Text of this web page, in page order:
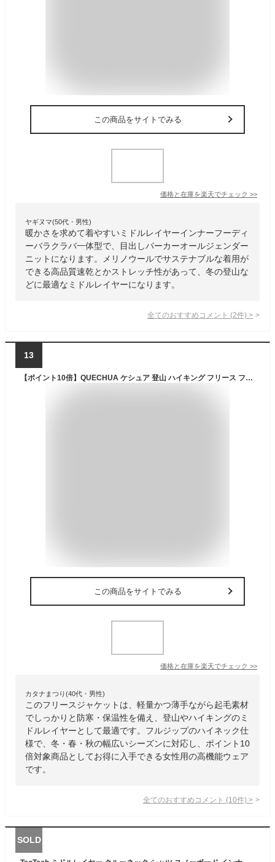
この商品をサイトでみる
価格と在庫を楽天でチェック >>
ヤギヌマ(50代・男性)
暖かさを求めて着やすいミドルレイヤーインナーフーディ
ーバラクラバ一体型で、目出しパーカーオールジェンダー
ニットになります。メリノウールでサステナブルな着用が
できる高品質速乾とかストレッチ性があって、冬の登山な
どに最適なミドルレイヤーになります。
全てのおすすめコメント (2件) >
13
【ポイント10倍】QUECHUA ケシュア 登山 ハイキング フリース フルジップ 120 レディース | 軽量 防寒着 薄い 薄手 生地 上着 ジャケット アウター ミドルレイヤー 女性用 ハイキングウェア ウェア 起毛 素材 フリースジャケット 長袖 ジッパー ハイネック
この商品をサイトでみる
価格と在庫を楽天でチェック >>
カタナまつり(40代・男性)
このフリースジャケットは、軽量かつ薄手ながら起毛素材
でしっかりと防寒・保温性を備え、登山やハイキングのミ
ドルレイヤーとして最適です。フルジップのハイネック仕
様で、冬・春・秋の幅広いシーズンに対応し、ポイント10
倍対象商品としてお得に入手できる女性用の高機能ウェア
です。
全てのおすすめコメント (10件) >
SOLD